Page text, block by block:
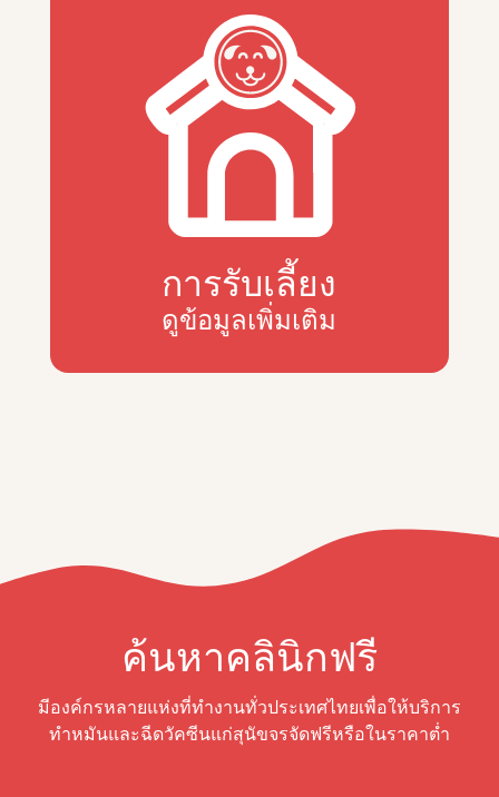
การรับเลี้ยง
ดูข้อมูลเพิ่มเติม
ค้นหาคลินิกฟรี
มีองค์กรหลายแห่งที่ทำงานทั่วประเทศไทยเพื่อให้บริการ
ทำหมันและฉีดวัคซีนแก่สุนัขจรจัดฟรีหรือในราคาต่ำ